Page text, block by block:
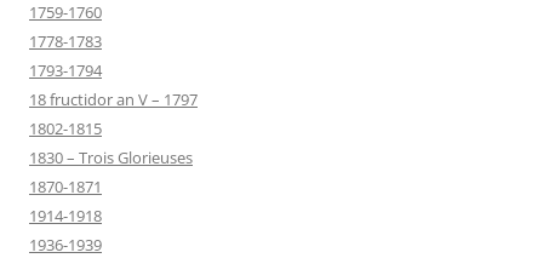
1759-1760
1778-1783
1793-1794
18 fructidor an V – 1797
1802-1815
1830 – Trois Glorieuses
1870-1871
1914-1918
1936-1939